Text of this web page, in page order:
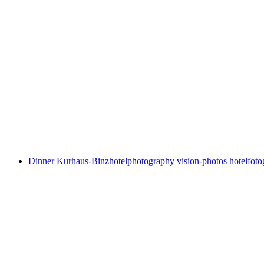
Dinner Kurhaus-Binzhotelphotography vision-photos